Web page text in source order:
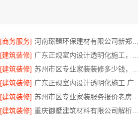
[商务服务]
[建筑装修]
[建筑装修]
[建筑装修]
[建筑装修]
[建筑装修]